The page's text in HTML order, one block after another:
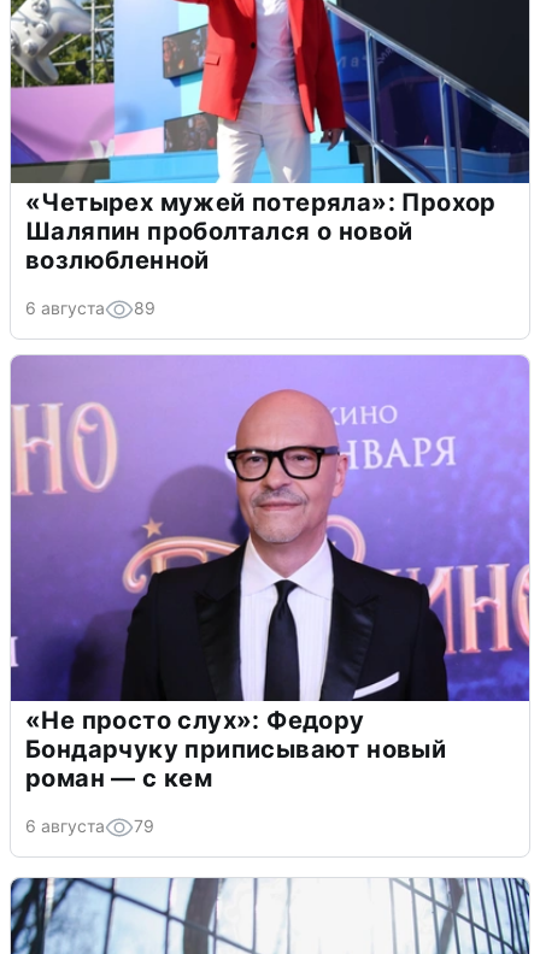
«Четырех мужей потеряла»: Прохор
Шаляпин проболтался о новой
возлюбленной
6 августа 89
«Не просто слух»: Федору
Бондарчуку приписывают новый
роман — с кем
6 августа 79